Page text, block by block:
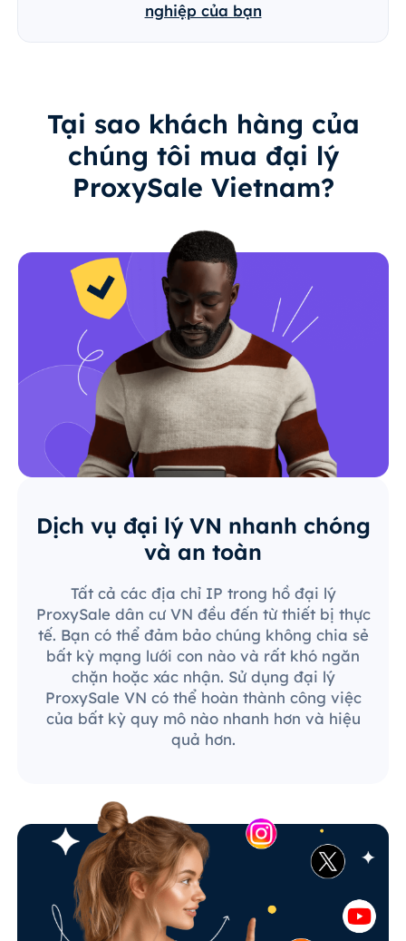
nghiệp của bạn
Tại sao khách hàng của
chúng tôi mua đại lý
ProxySale Vietnam?
Dịch vụ đại lý VN nhanh chóng
và an toàn
Tất cả các địa chỉ IP trong hồ đại lý
ProxySale dân cư VN đều đến từ thiết bị thực
tế. Bạn có thể đảm bảo chúng không chia sẻ
bất kỳ mạng lưới con nào và rất khó ngăn
chặn hoặc xác nhận. Sử dụng đại lý
ProxySale VN có thể hoàn thành công việc
của bất kỳ quy mô nào nhanh hơn và hiệu
quả hơn.